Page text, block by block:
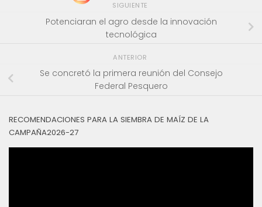
SIGUIENTE
Potenciaran el agro desde la innovación
tecnológica
ANTERIOR
Se concretó la primera reunión del Consejo
Federal Pesquero
RECOMENDACIONES PARA LA SIEMBRA DE MAÍZ DE LA
CAMPAÑA2026-27